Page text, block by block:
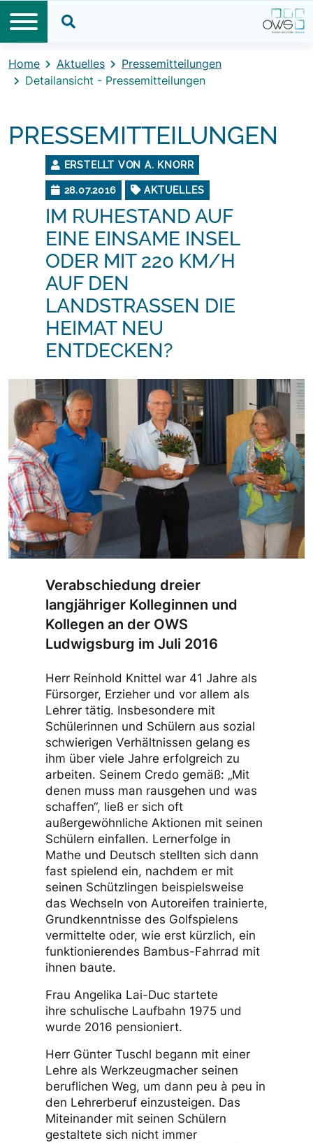
Home Aktuelles
Pressemitteilungen
Detailansicht - Pressemitteilungen
PRESSEMITTEILUNGEN
ERSTELLT VON A. KNORR
28.07.2016 AKTUELLES
IM RUHESTAND AUF
EINE EINSAME INSEL
ODER MIT 220 KM/H
AUF DEN
LANDSTRASSEN DIE H
EIMAT NEU E
NTDECKEN?
Verabschiedung dreier
langjähriger Kolleginnen und
Kollegen an der OWS
Ludwigsburg im Juli 2016
Herr Reinhold Knittel war 41 Jahre als
Fürsorger, Erzieher und vor allem als
Lehrer tätig. Insbesondere mit
Schülerinnen und Schülern aus sozial
schwierigen Verhältnissen gelang es
ihm über viele Jahre erfolgreich zu
arbeiten. Seinem Credo gemäß: „Mit
denen muss man rausgehen und was
schaffen“, ließ er sich oft
außergewöhnliche Aktionen mit seinen
Schülern einfallen. Lernerfolge in
Mathe und Deutsch stellten sich dann
fast spielend ein, nachdem er mit
seinen Schützlingen beispielsweise
das Wechseln von Autoreifen trainierte,
Grundkenntnisse des Golfspielens
vermittelte oder, wie erst kürzlich, ein
funktionierendes Bambus-Fahrrad mit
ihnen baute.
Frau Angelika Lai-Duc startete
ihre schulische Laufbahn 1975 und
wurde 2016 pensioniert.
Herr Günter Tuschl begann mit einer
Lehre als Werkzeugmacher seinen
beruflichen Weg, um dann peu à peu in
den Lehrerberuf einzusteigen. Das
Miteinander mit seinen Schülern
gestaltete sich nicht immer